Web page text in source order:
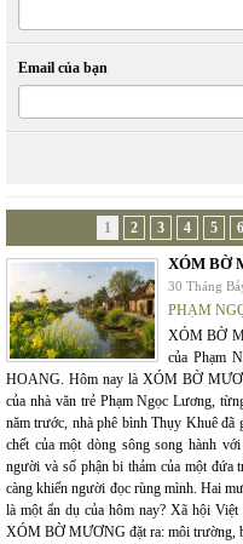
Email của bạn
1 2 3 4 5 6
XÓM BỜ
30 Tháng
PHẠM
XÓM BỜ
của Phạm
HOANG. Hôm nay là XÓM BỜ
của nhà văn trẻ Phạm Ngọc Lương,
năm trước, nhà phê bình Thụy Khuê
chết của một dòng sông song hành
người và số phận bi thảm của một đứa
càng khiến người đọc rùng mình. Hai
là một ẩn dụ của hôm nay? Xã hội
XÓM BỜ MƯƠNG đặt ra: môi trường,